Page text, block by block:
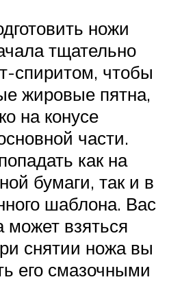
ножи
тщательно
спиритом, чтобы
жировые пятна,
на конусе
части.
как на
бумаги, так и в
шаблона. Вас
может взяться
снятии ножа вы
его смазочными